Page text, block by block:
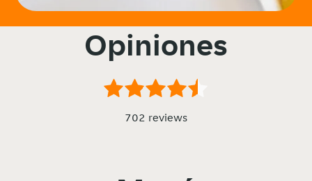
Opiniones
702 reviews